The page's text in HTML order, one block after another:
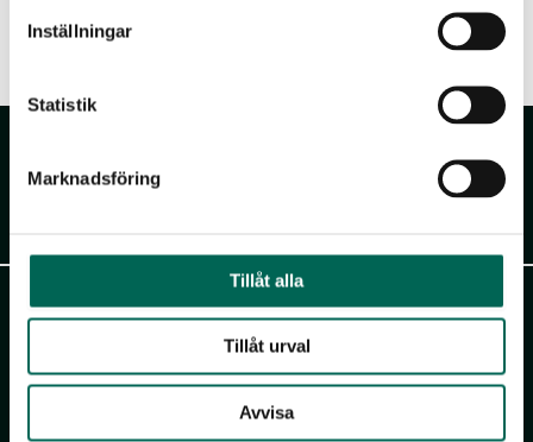
Inställningar
Statistik
Marknadsföring
Tillåt alla
Tillåt urval
Avvisa
311 32 Falkenberg